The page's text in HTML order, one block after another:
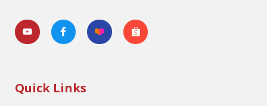
Quick Links